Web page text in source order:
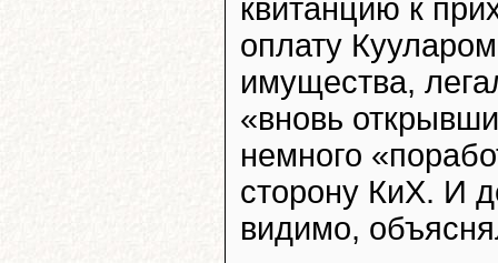
квитанцию к
оплату
имущества,
«вновь
немного
сторону КиХ. И
видимо,